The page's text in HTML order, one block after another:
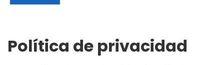
Política de privacidad